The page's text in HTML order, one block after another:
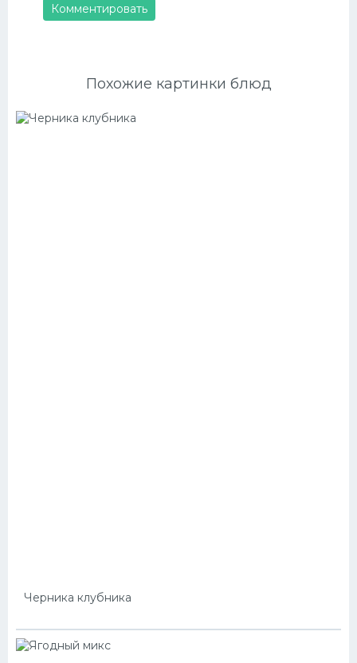
Комментировать
Похожие картинки блюд
Черника клубника